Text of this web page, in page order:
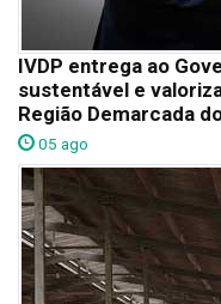
IVDP entrega ao
sustentável e
Região Demarcada
05 ago